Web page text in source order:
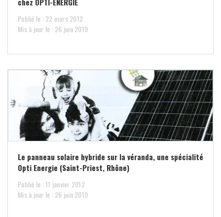
Publié le : 22 mars 2012
Mis à jour le : 26 juin 2019
Le panneau solaire hybride sur la véranda, une spécialité
Opti Energie (Saint-Priest, Rhône)
Publié le : 11 janvier 2012
Mis à jour le : 26 juin 2019